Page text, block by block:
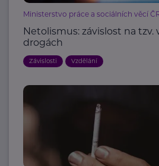
Ministerstvo práce a sociálních věcí
Netolismus: závislost na tzv.
drogách
Závislosti Vzdělání